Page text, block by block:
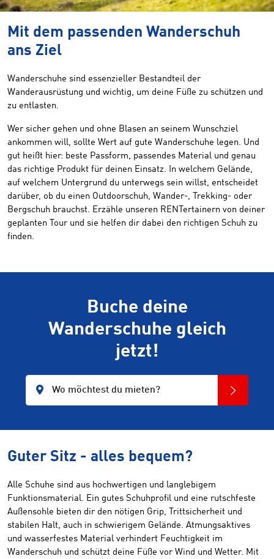
Mit dem passenden Wanderschuh
ans Ziel
Wanderschuhe sind essenzieller Bestandteil der
Wanderausrüstung und wichtig, um deine Füße zu schützen und
zu entlasten.
Wer sicher gehen und ohne Blasen an seinem Wunschziel
ankommen will, sollte Wert auf gute Wanderschuhe legen. Und
gut heißt hier: beste Passform, passendes Material und genau
das richtige Produkt für deinen Einsatz. In welchem Gelände,
auf welchem Untergrund du unterwegs sein willst, entscheidet
darüber, ob du einen Outdoorschuh, Wander-, Trekking- oder
Bergschuh brauchst. Erzähle unseren RENTertainern von deiner
geplanten Tour und sie helfen dir dabei den richtigen Schuh zu
finden.
Buche deine
Wanderschuhe gleich
jetzt!
Wo möchtest du mieten?
Guter Sitz - alles bequem?
Alle Schuhe sind aus hochwertigen und langlebigem
Funktionsmaterial. Ein gutes Schuhprofil und eine rutschfeste
Außensohle bieten dir den nötigen Grip, Trittsicherheit und
stabilen Halt, auch in schwierigem Gelände. Atmungsaktives
und wasserfestes Material verhindert Feuchtigkeit im
Wanderschuh und schützt deine Füße vor Wind und Wetter. Mit